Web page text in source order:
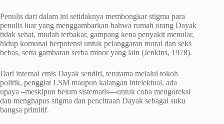
Penulis dari dalam ini setidaknya membongkar stigma para
penulis luar yang menggambarkan bahwa rumah orang Dayak
tidak sehat, mudah terbakar, gampang kena penyakit menular,
hidup komunal berpotensi untuk pelanggaran moral dan seks
bebas, serta gambaran serba minor yang lain (Jenkins, 1978).
Dari internal etnis Dayak sendiri, terutama melalui tokoh
politik, penggiat LSM maupun kalangan intelektual, ada
upaya –meskipun belum sistematis—untuk coba mengoreksi
dan menghapus stigma dan pencitraan Dayak sebagai suku
bangsa primitif.